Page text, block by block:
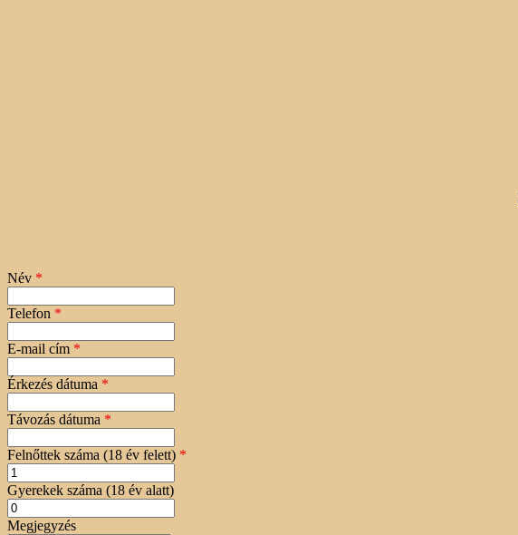
Név *
Telefon *
E-mail cím *
Érkezés dátuma *
Távozás dátuma *
Felnőttek száma (18 év felett) *
Gyerekek száma (18 év alatt)
Megjegyzés